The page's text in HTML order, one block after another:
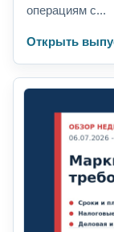
операциям с...
Открыть